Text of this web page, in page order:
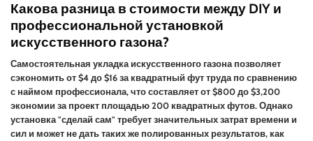
Какова разница в стоимости между DIY и
профессиональной установкой
искусственного газона?
Самостоятельная укладка искусственного газона позволяет
сэкономить от $4 до $16 за квадратный фут труда по сравнению
с наймом профессионала, что составляет от $800 до $3,200
экономии за проект площадью 200 квадратных футов. Однако
установка "сделай сам" требует значительных затрат времени и
сил и может не дать таких же полированных результатов, как